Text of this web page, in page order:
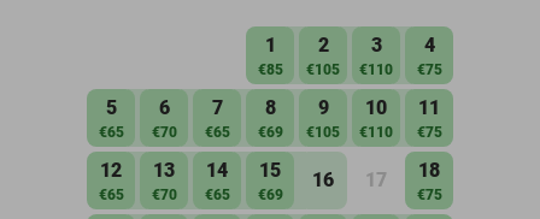
1
€85
2
€105
3
€110
4
€75
5
€65
6
€70
7
€65
8
€69
9
€105
10
€110
11
€75
12
€65
13
€70
14
€65
15
€69
16 17 18
€75